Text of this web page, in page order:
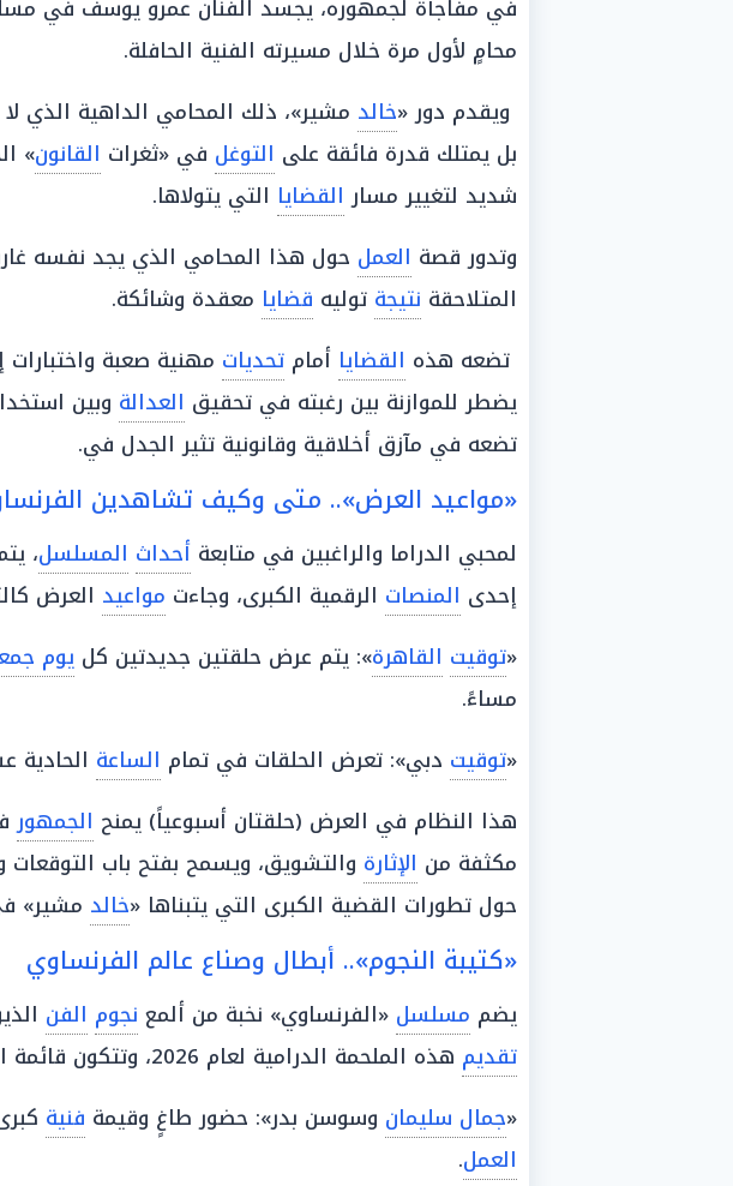
في مفاجأة لجمهوره، يجسد الفنان عمرو يوسف في
محامٍ لأول مرة خلال مسيرته الفنية الحافلة.
ويقدم دور «خالد مشير»، ذلك المحامي الداهية الذي لا
بل يمتلك قدرة فائقة على التوغل في «ثغرات القانون»
شديد لتغيير مسار القضايا التي يتولاها.
وتدور قصة العمل حول هذا المحامي الذي يجد نفسه
المتلاحقة نتيجة توليه قضايا معقدة وشائكة.
تضعه هذه القضايا أمام تحديات مهنية صعبة
يضطر للموازنة بين رغبته في تحقيق العدالة وبين
تضعه في مآزق أخلاقية وقانونية تثير الجدل في.
«مواعيد العرض».. متى وكيف تشاهدين
لمحبي الدراما والراغبين في متابعة أحداث المسلسل،
إحدى المنصات الرقمية الكبرى، وجاءت مواعيد العرض
«توقيت القاهرة»: يتم عرض حلقتين جديدتين كل يوم
مساءً.
«توقيت دبي»: تعرض الحلقات في تمام الساعة الحادية
هذا النظام في العرض (حلقتان أسبوعياً) يمنح الجمهور
مكثفة من الإثارة والتشويق، ويسمح بفتح باب التوقعات
حول تطورات القضية الكبرى التي يتبناها «خالد مشير»
«كتيبة النجوم».. أبطال وصناع عالم الفرنساوي
يضم مسلسل «الفرنساوي» نخبة من ألمع نجوم الفن
تقديم هذه الملحمة الدرامية لعام 2026، وتتكون قائمة الأبطال من:
«جمال سليمان وسوسن بدر»: حضور طاغٍ وقيمة فنية
العمل.